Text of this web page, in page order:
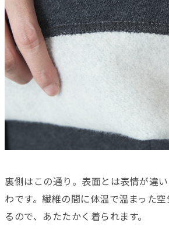
裏側はこの通り。表面とは表情が違
わです。繊維の間に体温で温まった
るので、あたたかく着られます。